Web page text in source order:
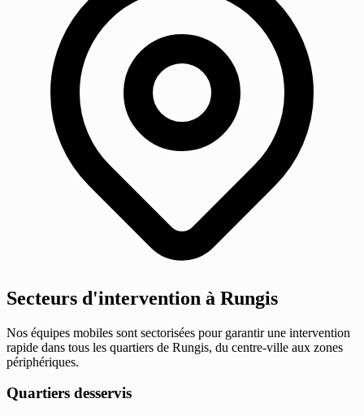
Secteurs d'intervention à Rungis
Nos équipes mobiles sont sectorisées pour garantir une intervention
rapide dans tous les quartiers de Rungis, du centre-ville aux zones
périphériques.
Quartiers desservis